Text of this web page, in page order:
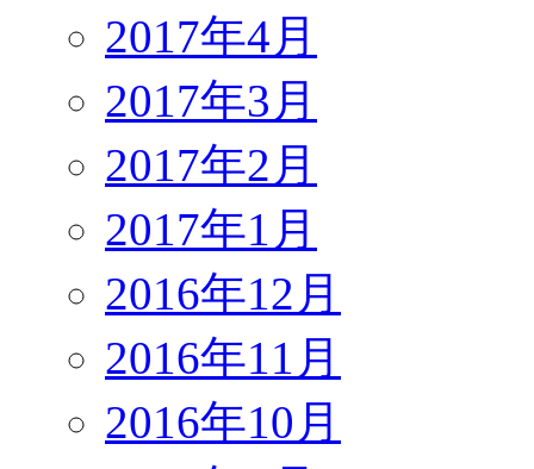
2017年4月
2017年3月
2017年2月
2017年1月
2016年12月
2016年11月
2016年10月